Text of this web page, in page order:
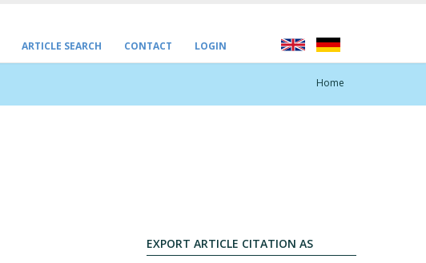
ARTICLE SEARCH CONTACT LOGIN
Home
EXPORT ARTICLE CITATION AS